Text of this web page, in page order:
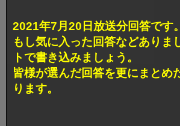
2021年7月20日放送分回答です。
もし気に入った回答などありま
トで書き込みましょう。
皆様が選んだ回答を更にまとめ
ります。